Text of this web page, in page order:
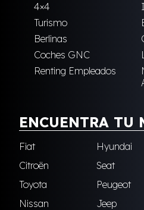
4×4
Turismo
Berlinas
Coches GNC
Renting Empleados
ENCUENTRA TU
Fiat Hyundai
Citroën
Seat
Toyota
Peugeot
Nissan
Jeep